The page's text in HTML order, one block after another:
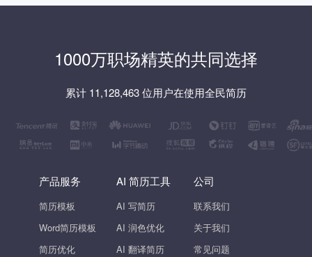
1000万职场精英的共同选择
累计 11,128,463 位用户在使用全民简历
产品服务
简历模板
Word简历模板
简历优化
AI 简历工具
AI 写简历
AI 润色优化
AI 翻译简历
公司
联系我们
关于我们
常见问题